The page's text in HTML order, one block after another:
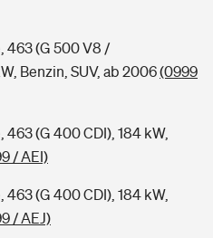
463 (G 500 V8 /
Benzin, SUV, ab 2006(0999
(G 400 CDI), 184 kW,
/ AEI)
(G 400 CDI), 184 kW,
/ AEJ)